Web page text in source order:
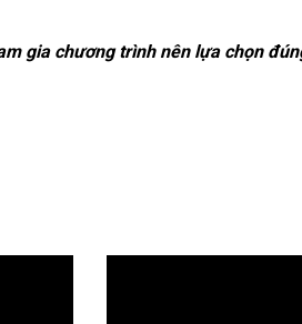
gia chương trình nên lựa chọn